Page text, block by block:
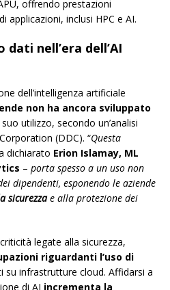
offrendo prestazioni
applicazioni, inclusi HPC e AI.
nell’era dell’AI
dell’intelligenza artificiale
non ha ancora sviluppato
utilizzo, secondo un’analisi
(DDC). “Questa
dichiarato Erion Islamay, ML
– porta spesso a un uso non
dipendenti, esponendo le aziende
sicurezzae alla protezione dei
legate alla sicurezza,
riguardanti l’uso di
su infrastrutture cloud. Affidarsi a
di AI incrementa la